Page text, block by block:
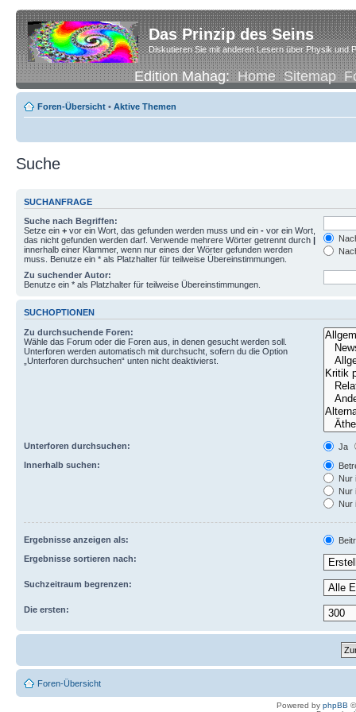
Das Prinzip des Seins
Diskutieren Sie mit anderen Lesern über Physik und
Edition Mahag:Home Sitemap
Foren-Übersicht • Aktive Themen
Suche
SUCHANFRAGE
Suche nach Begriffen:
Setze ein + vor ein Wort, das gefunden werden muss und ein - vor ein Wort,
das nicht gefunden werden darf. Verwende mehrere Wörter getrennt durch |
innerhalb einer Klammer, wenn nur eines der Wörter gefunden werden
muss. Benutze ein * als Platzhalter für teilweise Übereinstimmungen.
Zu suchender Autor:
Benutze ein * als Platzhalter für teilweise Übereinstimmungen.
SUCHOPTIONEN
Zu durchsuchende Foren:
Wähle das Forum oder die Foren aus, in denen gesucht werden soll.
Unterforen werden automatisch mit durchsucht, sofern du die Option
„Unterforen durchsuchen“ unten nicht deaktivierst.
Unterforen durchsuchen:
Ja
Innerhalb suchen:
Nur
Nur
Nur
Ergebnisse anzeigen als:
Ergebnisse sortieren nach:
Suchzeitraum begrenzen:
Die ersten:
Foren-Übersicht
Powered by phpBB